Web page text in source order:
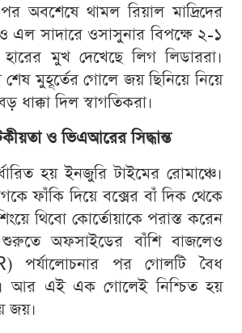
অবশেষে থামল রিয়াল মাদ্রিদের
এল সাদারে ওসাসুনার বিপক্ষে ২-১
মুখ দেখেছে লিগ লিডাররা।
শেষ মুহূর্তের গোলে জয় ছিনিয়ে নিয়ে
ধাক্কা দিল স্বাগতিকরা।
ও ভিএআরের সিদ্ধান্ত
হয় ইনজুরি টাইমের রোমাঞ্চে।
ফাঁকি দিয়ে বক্সের বাঁ দিক থেকে
থিবো কোর্তোয়াকে পরাস্ত করেন
শুরুতে অফসাইডের বাঁশি বাজলেও
পর্যালোচনার পর গোলটি বৈধ
আর এই এক গোলেই নিশ্চিত হয়
জয়।